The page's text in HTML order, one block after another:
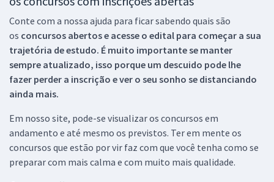
Conte com a nossa ajuda para ficar sabendo quais são
os concursos abertos e acesse o edital para começar a sua
trajetória de estudo. É muito importante se manter
sempre atualizado, isso porque um descuido pode lhe
fazer perder a inscrição e ver o seu sonho se distanciando
ainda mais.
Em nosso site, pode-se visualizar os concursos em
andamento e até mesmo os previstos. Ter em mente os
concursos que estão por vir faz com que você tenha como se
preparar com mais calma e com muito mais qualidade.